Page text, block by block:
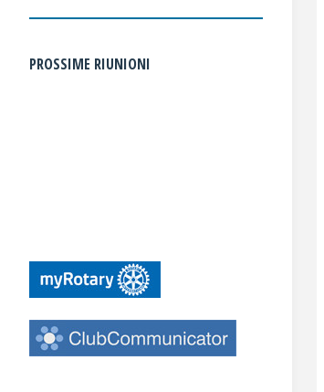
PROSSIME RIUNIONI